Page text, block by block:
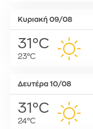
Κυριακή 09/08
31°C
23°C
Δευτέρα 10/08
31°C
24°C